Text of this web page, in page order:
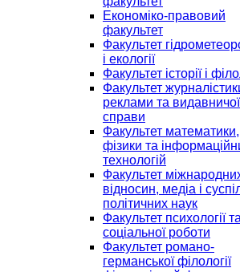
Економіко-правовий
факультет
Факультет
і екології
Факультет історії і
Факультет
реклами та видавничої
справи
Факультет математики,
фізики та
технологій
Факультет
відносин, медіа і
політичних наук
Факультет психології та
соціальної роботи
Факультет романо-
германської філології